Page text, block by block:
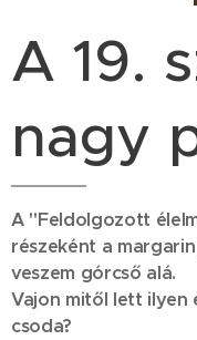
A 19.
nagy
A "Feldolgozott
részeként a
veszem górcső alá.
Vajon mitől lett ilyen
csoda?